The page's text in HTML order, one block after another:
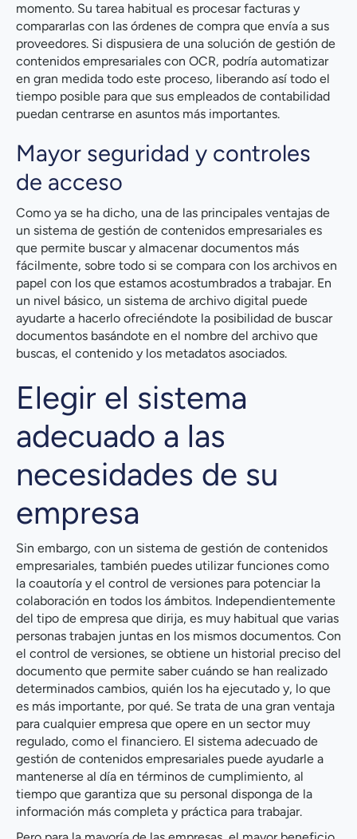
momento. Su tarea habitual es procesar facturas y
compararlas con las órdenes de compra que envía a sus
proveedores. Si dispusiera de una solución de gestión de
contenidos empresariales con OCR, podría automatizar
en gran medida todo este proceso, liberando así todo el
tiempo posible para que sus empleados de contabilidad
puedan centrarse en asuntos más importantes.
Mayor seguridad y controles
de acceso
Como ya se ha dicho, una de las principales ventajas de
un sistema de gestión de contenidos empresariales es
que permite buscar y almacenar documentos más
fácilmente, sobre todo si se compara con los archivos en
papel con los que estamos acostumbrados a trabajar. En
un nivel básico, un sistema de archivo digital puede
ayudarte a hacerlo ofreciéndote la posibilidad de buscar
documentos basándote en el nombre del archivo que
buscas, el contenido y los metadatos asociados.
Elegir el sistema
adecuado a las
necesidades de su
empresa
Sin embargo, con un sistema de gestión de contenidos
empresariales, también puedes utilizar funciones como
la coautoría y el control de versiones para potenciar la
colaboración en todos los ámbitos. Independientemente
del tipo de empresa que dirija, es muy habitual que varias
personas trabajen juntas en los mismos documentos. Con
el control de versiones, se obtiene un historial preciso del
documento que permite saber cuándo se han realizado
determinados cambios, quién los ha ejecutado y, lo que
es más importante, por qué. Se trata de una gran ventaja
para cualquier empresa que opere en un sector muy
regulado, como el financiero. El sistema adecuado de
gestión de contenidos empresariales puede ayudarle a
mantenerse al día en términos de cumplimiento, al
tiempo que garantiza que su personal disponga de la
información más completa y práctica para trabajar.